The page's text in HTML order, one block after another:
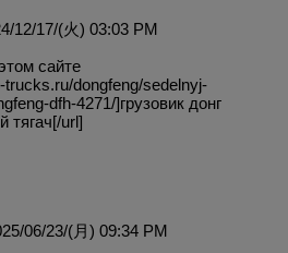
12/17/(火) 03:03 PM
сайте
dongfeng/sedelnyj-
dfh-4271/]грузовик донг
тягач[/url]
06/23/(月) 09:34 PM